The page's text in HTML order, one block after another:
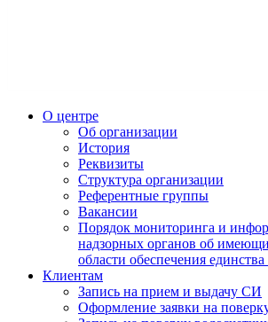
О центре
Об организации
История
Реквизиты
Структура организации
Референтные группы
Вакансии
Порядок мониторинга и
надзорных органов об
области обеспечения
Клиентам
Запись на прием и выдачу СИ
Оформление заявки на